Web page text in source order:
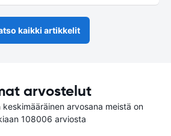
kaikki artikkelit
arvostelut
keskimääräinen arvosana meistä on
108006 arviosta